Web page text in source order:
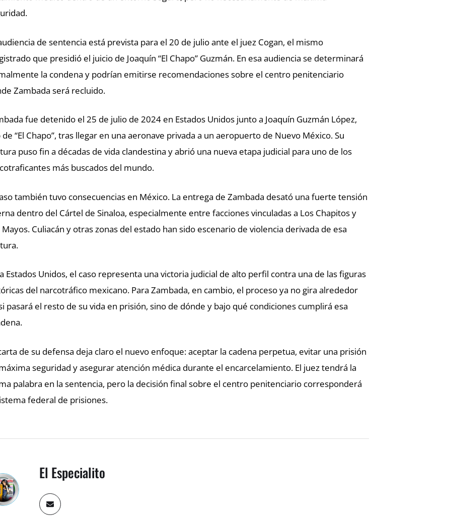
de sentencia está prevista para el 20 de julio ante el juez Cogan, el mismo
que presidió el juicio de Joaquín “El Chapo” Guzmán. En esa audiencia se determinará
la condena y podrían emitirse recomendaciones sobre el centro penitenciario
Zambada será recluido.
fue detenido el 25 de julio de 2024 en Estados Unidos junto a Joaquín Guzmán López,
de “El Chapo”, tras llegar en una aeronave privada a un aeropuerto de Nuevo México. Su
puso fin a décadas de vida clandestina y abrió una nueva etapa judicial para uno de los
más buscados del mundo.
también tuvo consecuencias en México. La entrega de Zambada desató una fuerte tensión
dentro del Cártel de Sinaloa, especialmente entre facciones vinculadas a Los Chapitos y
Mayos. Culiacán y otras zonas del estado han sido escenario de violencia derivada de esa
Estados Unidos, el caso representa una victoria judicial de alto perfil contra una de las figuras
del narcotráfico mexicano. Para Zambada, en cambio, el proceso ya no gira alrededor
pasará el resto de su vida en prisión, sino de dónde y bajo qué condiciones cumplirá esa
de su defensa deja claro el nuevo enfoque: aceptar la cadena perpetua, evitar una prisión
seguridad y asegurar atención médica durante el encarcelamiento. El juez tendrá la
palabra en la sentencia, pero la decisión final sobre el centro penitenciario corresponderá
federal de prisiones.
El Especialito